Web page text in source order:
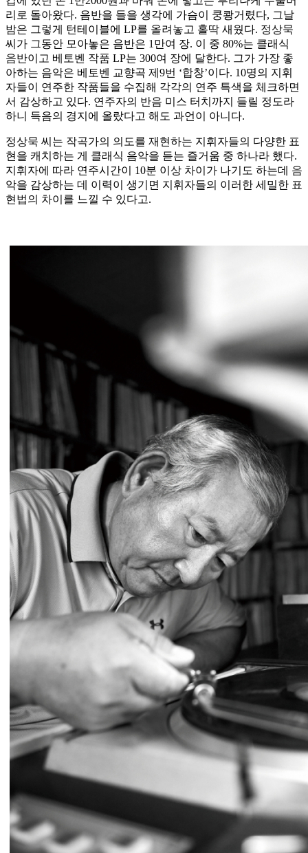
리로 돌아왔다. 음반을 들을 생각에 가슴이 쿵쾅거렸다, 그날
밤은 그렇게 턴테이블에 LP를 올려놓고 홀딱 새웠다. 정상묵
씨가 그동안 모아놓은 음반은 1만여 장. 이 중 80%는 클래식
음반이고 베토벤 작품 LP는 300여 장에 달한다. 그가 가장 좋
아하는 음악은 베토벤 교향곡 제9번 ‘합창’이다. 10명의 지휘
자들이 연주한 작품들을 수집해 각각의 연주 특색을 체크하면
서 감상하고 있다. 연주자의 반음 미스 터치까지 들릴 정도라
하니 득음의 경지에 올랐다고 해도 과언이 아니다.
정상묵 씨는 작곡가의 의도를 재현하는 지휘자들의 다양한 표
현을 캐치하는 게 클래식 음악을 듣는 즐거움 중 하나라 했다.
지휘자에 따라 연주시간이 10분 이상 차이가 나기도 하는데 음
악을 감상하는 데 이력이 생기면 지휘자들의 이러한 세밀한 표
현법의 차이를 느낄 수 있다고.